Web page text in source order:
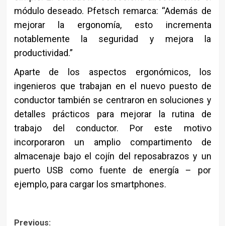
módulo deseado. Pfetsch remarca: “Además de
mejorar la ergonomía, esto incrementa
notablemente la seguridad y mejora la
productividad.”
Aparte de los aspectos ergonómicos, los
ingenieros que trabajan en el nuevo puesto de
conductor también se centraron en soluciones y
detalles prácticos para mejorar la rutina de
trabajo del conductor. Por este motivo
incorporaron un amplio compartimento de
almacenaje bajo el cojín del reposabrazos y un
puerto USB como fuente de energía – por
ejemplo, para cargar los smartphones.
Previous: